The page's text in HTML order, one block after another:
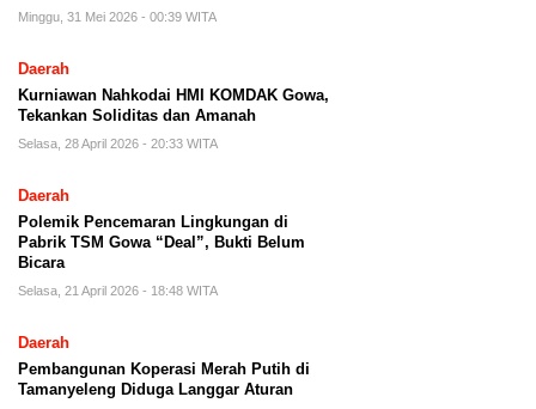
Minggu, 31 Mei 2026 - 00:39 WITA
Daerah
Kurniawan Nahkodai HMI KOMDAK Gowa,
Tekankan Soliditas dan Amanah
Selasa, 28 April 2026 - 20:33 WITA
Daerah
Polemik Pencemaran Lingkungan di
Pabrik TSM Gowa “Deal”, Bukti Belum
Bicara
Selasa, 21 April 2026 - 18:48 WITA
Daerah
Pembangunan Koperasi Merah Putih di
Tamanyeleng Diduga Langgar Aturan